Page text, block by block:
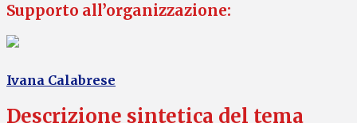
Supporto all’organizzazione:
Ivana Calabrese
Descrizione sintetica del tema